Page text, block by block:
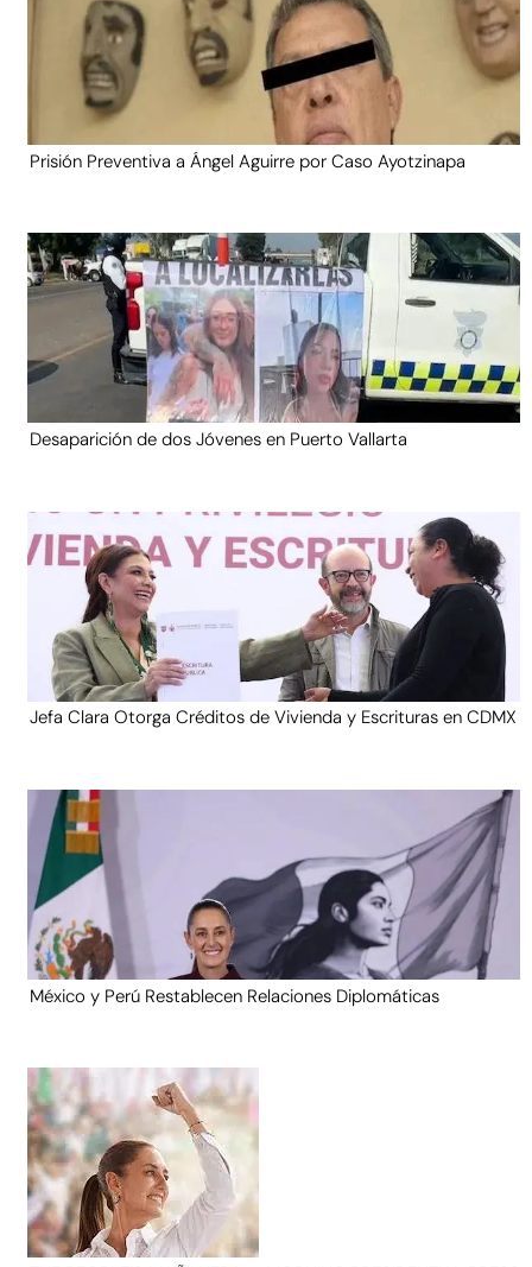
Prisión Preventiva a Ángel Aguirre por Caso Ayotzinapa
Desaparición de dos Jóvenes en Puerto Vallarta
Jefa Clara Otorga Créditos de Vivienda y Escrituras en CDMX
México y Perú Restablecen Relaciones Diplomáticas